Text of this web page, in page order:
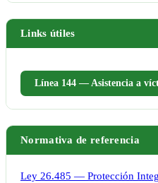
Links útiles
Línea 144 — Asistencia a
Normativa de referencia
Ley 26.485 — Protección